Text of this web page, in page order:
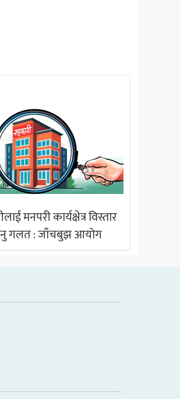
मनपरी कार्यक्षेत्र विस्तार
गलत : जाँचबुझ आयोग